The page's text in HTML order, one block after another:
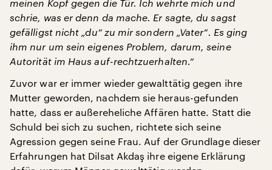
meinen Kopf gegen die Tür. Ich wehrte mich und
schrie, was er denn da mache. Er sagte, du sagst
gefälligst nicht „du“ zu mir sondern „Vater“. Es ging
ihm nur um sein eigenes Problem, darum, seine
Autorität im Haus auf-rechtzuerhalten.“
Zuvor war er immer wieder gewalttätig gegen ihre
Mutter geworden, nachdem sie heraus-gefunden
hatte, dass er außereheliche Affären hatte. Statt die
Schuld bei sich zu suchen, richtete sich seine
Agression gegen seine Frau. Auf der Grundlage dieser
Erfahrungen hat Dilsat Akdaş ihre eigene Erklärung